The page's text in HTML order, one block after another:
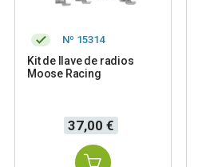
Nº 15314
Kit de llave de radios
Moose Racing
Precio
37,00 €